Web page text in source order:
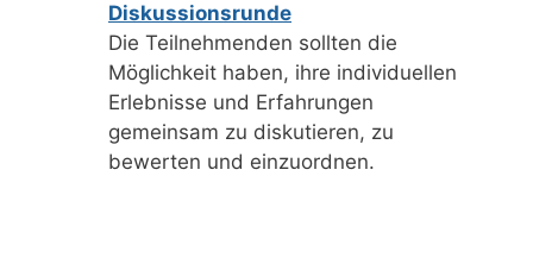
Diskussionsrunde
Die Teilnehmenden sollten die
Möglichkeit haben, ihre individuellen
Erlebnisse und Erfahrungen
gemeinsam zu diskutieren, zu
bewerten und einzuordnen.